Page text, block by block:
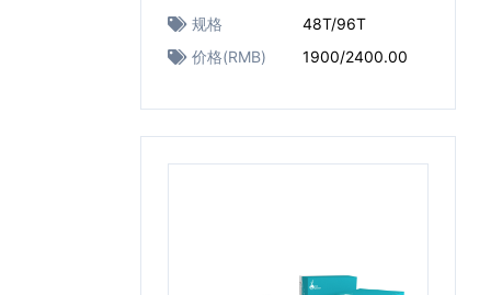
规格
48T/96T
价格(RMB)
1900/2400.00